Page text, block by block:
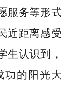
服务等形式
近距离感受
生认识到，
功的阳光大